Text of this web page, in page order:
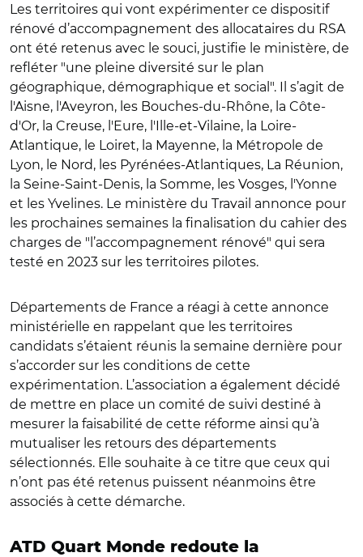
Les territoires qui vont expérimenter ce dispositif
rénové d’accompagnement des allocataires du RSA
ont été retenus avec le souci, justifie le ministère, de
refléter "une pleine diversité sur le plan
géographique, démographique et social". Il s’agit de
l'Aisne, l'Aveyron, les Bouches-du-Rhône, la Côte-
d'Or, la Creuse, l'Eure, l'Ille-et-Vilaine, la Loire-
Atlantique, le Loiret, la Mayenne, la Métropole de
Lyon, le Nord, les Pyrénées-Atlantiques, La Réunion,
la Seine-Saint-Denis, la Somme, les Vosges, l'Yonne
et les Yvelines. Le ministère du Travail annonce pour
les prochaines semaines la finalisation du cahier des
charges de "l’accompagnement rénové" qui sera
testé en 2023 sur les territoires pilotes.
Départements de France a réagi à cette annonce
ministérielle en rappelant que les territoires
candidats s’étaient réunis la semaine dernière pour
s’accorder sur les conditions de cette
expérimentation. L’association a également décidé
de mettre en place un comité de suivi destiné à
mesurer la faisabilité de cette réforme ainsi qu’à
mutualiser les retours des départements
sélectionnés. Elle souhaite à ce titre que ceux qui
n’ont pas été retenus puissent néanmoins être
associés à cette démarche.
ATD Quart Monde redoute la